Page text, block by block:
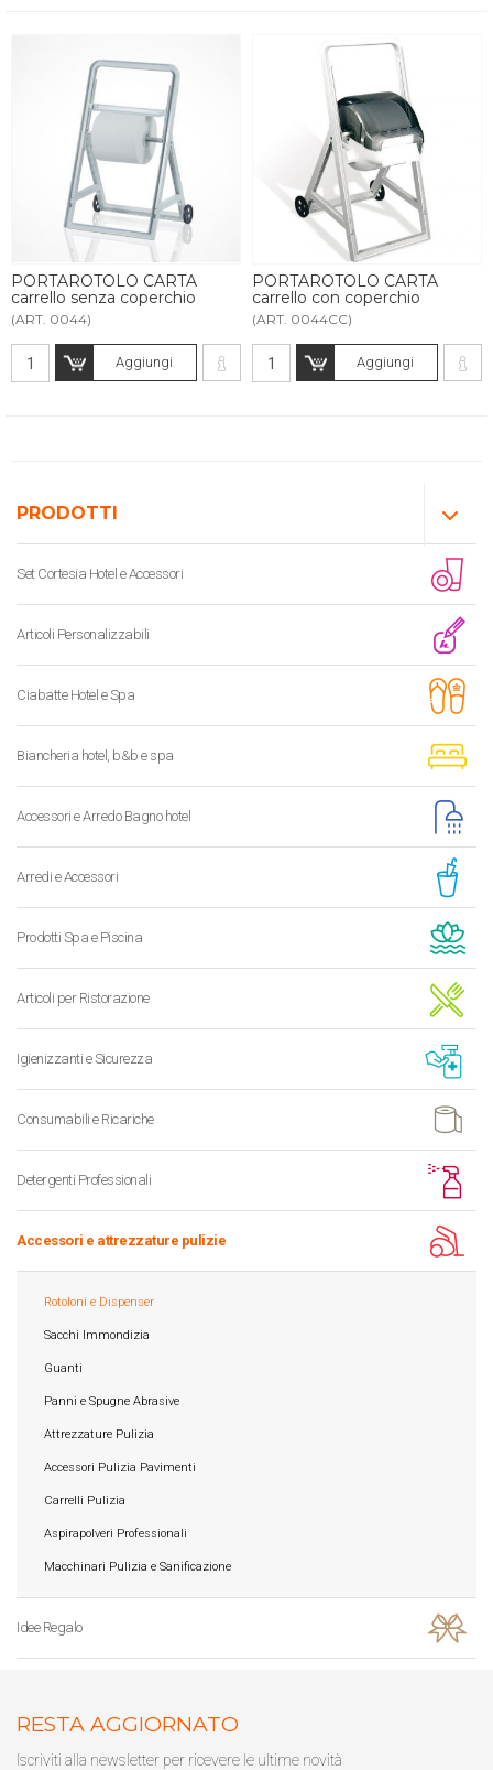
PORTAROTOLO CARTA
carrello senza coperchio
(ART. 0044)
Aggiungi
PORTAROTOLO CARTA
carrello con coperchio
(ART. 0044CC)
Aggiungi
PRODOTTI
Set Cortesia Hotel e Accessori
Articoli Personalizzabili
Ciabatte Hotel e Spa
Biancheria hotel, b&b e spa
Accessori e Arredo Bagno hotel
Arredi e Accessori
Prodotti Spa e Piscina
Articoli per Ristorazione
Igienizzanti e Sicurezza
Consumabili e Ricariche
Detergenti Professionali
Accessori e attrezzature pulizie
Rotoloni e Dispenser
Sacchi Immondizia
Guanti
Panni e Spugne Abrasive
Attrezzature Pulizia
Accessori Pulizia Pavimenti
Carrelli Pulizia
Aspirapolveri Professionali
Macchinari Pulizia e Sanificazione
Idee Regalo
RESTA AGGIORNATO
Iscriviti alla newsletter per ricevere le ultime novità